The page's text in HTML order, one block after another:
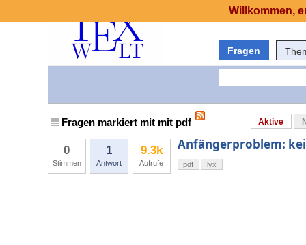
Fragen
Fragen markiert mit mit pdf Aktive
0
Stimmen
1
Antwort
9.3k
Aufrufe
Anfängerproblem:
pdf lyx
Willkommen,